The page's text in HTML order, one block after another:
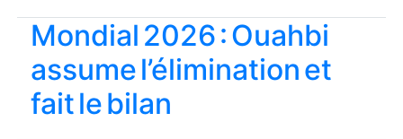
Mondial 2026 : Ouahbi
assume l’élimination et
fait le bilan